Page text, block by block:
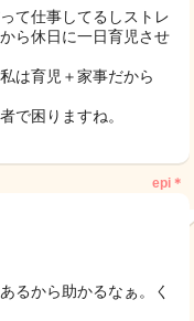
て仕事してるしストレ
ら休日に一日育児させ
は育児＋家事だから
で困りますね。
epi＊
るから助かるなぁ。く